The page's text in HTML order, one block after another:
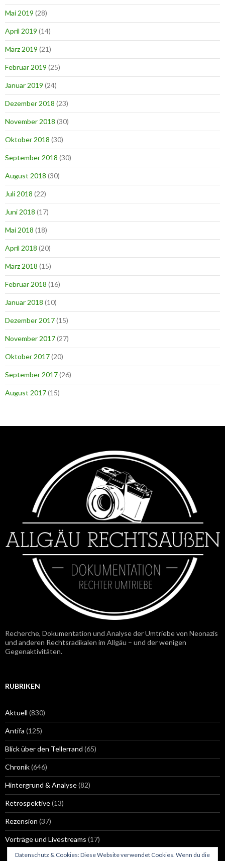
Mai 2019 (28)
April 2019 (14)
März 2019 (21)
Februar 2019 (25)
Januar 2019 (24)
Dezember 2018 (23)
November 2018 (30)
Oktober 2018 (30)
September 2018 (30)
August 2018 (30)
Juli 2018 (22)
Juni 2018 (17)
Mai 2018 (18)
April 2018 (20)
März 2018 (15)
Februar 2018 (16)
Januar 2018 (10)
Dezember 2017(15)
November 2017(27)
Oktober 2017(20)
September 2017(26)
August 2017(15)
Recherche, Dokumentation und Analyse der Umtriebe von Neonazis
und anderen Rechtsradikalen im Allgäu – und der wenigen
Gegenaktivitäten.
RUBRIKEN
Aktuell (830)
Antifa (125)
Blick über den Tellerrand (65)
Chronik(646)
Hintergrund & Analyse(82)
Retrospektive(13)
Rezension (37)
Vorträge und Livestreams (17)
Datenschutz & Cookies: Diese Website verwendet Cookies. Wenn du die